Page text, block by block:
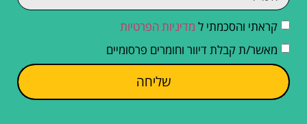
קראתי והסכמתי ל מדיניות הפרטיות
מאשר/ת קבלת דיוור וחומרים פרסומיים
שליחה